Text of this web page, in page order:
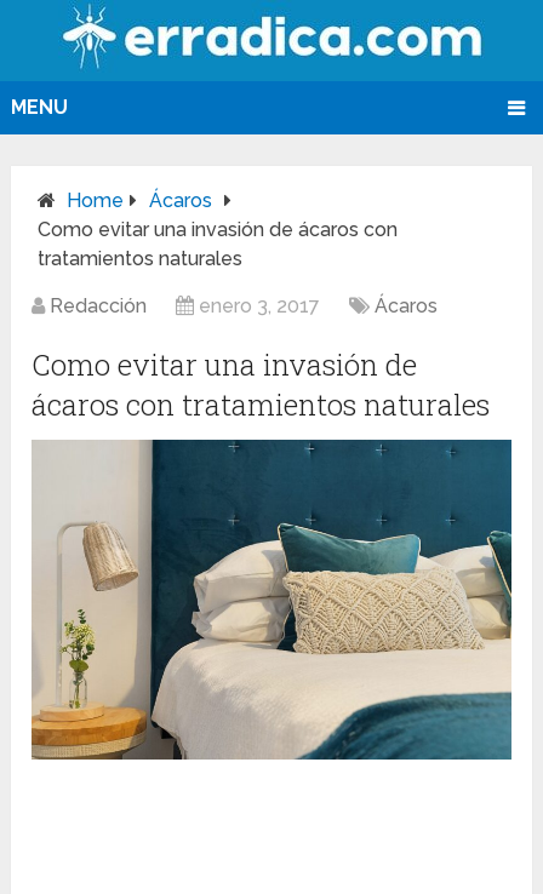
MENU
Home
Ácaros
Como evitar una invasión de ácaros con
tratamientos naturales
Redacción enero 3, 2017 Ácaros
Como evitar una invasión de
ácaros con tratamientos naturales